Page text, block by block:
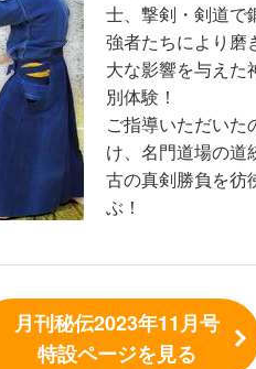
士、撃剣・剣道で
強者たちにより磨
大な影響を与えた
別体験！
ご指導いただいた
け、名門道場の道
古の真剣勝負を彷
ぶ！
月刊秘伝2023年11月号
特設ページを見る